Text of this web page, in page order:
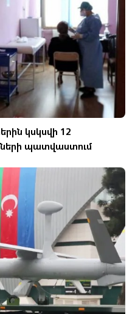
կսկսվի 12
պատվաստում